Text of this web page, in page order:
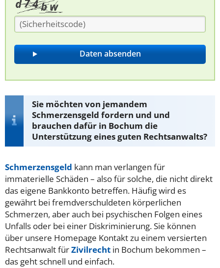
Sie möchten von jemandem
Schmerzensgeld fordern und und
brauchen dafür in Bochum die
Unterstützung eines guten Rechtsanwalts?
Schmerzensgeld kann man verlangen für
immaterielle Schäden – also für solche, die nicht direkt
das eigene Bankkonto betreffen. Häufig wird es
gewährt bei fremdverschuldeten körperlichen
Schmerzen, aber auch bei psychischen Folgen eines
Unfalls oder bei einer Diskriminierung. Sie können
über unsere Homepage Kontakt zu einem versierten
Rechtsanwalt fürZivilrecht in Bochum bekommen –
das geht schnell und einfach.